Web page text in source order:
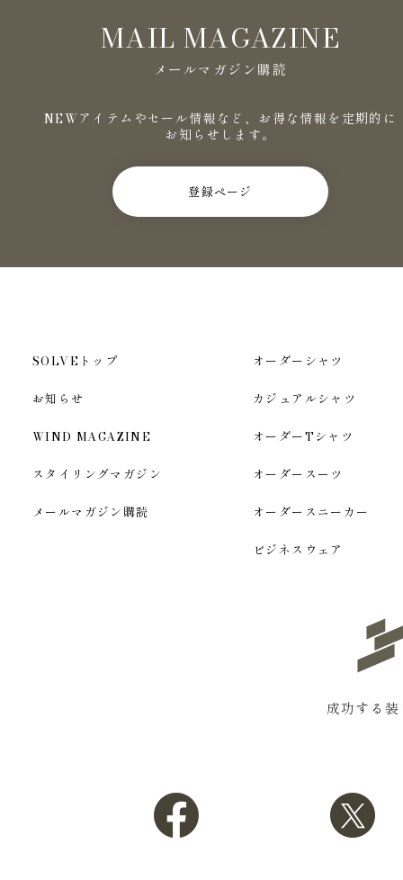
MAIL MAGAZINE
メールマガジン購読
NEWアイテムやセール情報など、お得な情報を定期的に
お知らせします。
登録ページ
SOLVEトップ
お知らせ
WIND MAGAZINE
スタイリングマガジン
メールマガジン購読
オーダーシャツ
カジュアルシャツ
オーダーTシャツ
オーダースーツ
オーダースニーカー
ビジネスウェア
成功する